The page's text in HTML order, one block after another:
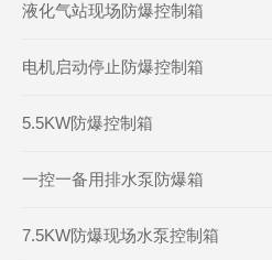
液化气站现场防爆控制箱
电机启动停止防爆控制箱
5.5KW防爆控制箱
一控一备用排水泵防爆箱
7.5KW防爆现场水泵控制箱